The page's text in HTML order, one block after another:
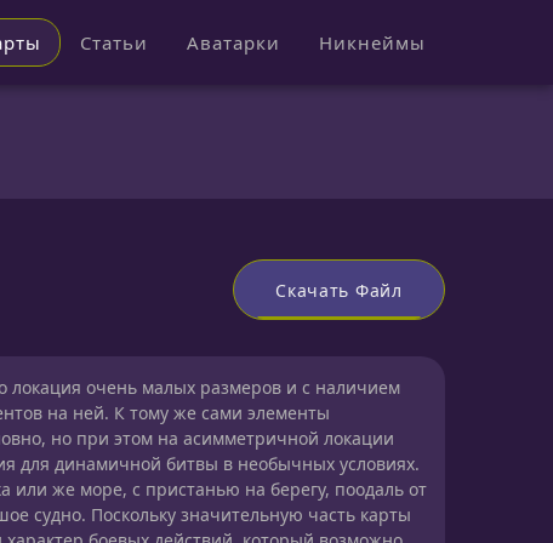
Статьи Аватарки Никнеймы
Скачать Файл
локация очень малых размеров и с наличием
на ней. К тому же сами элементы
но при этом на асимметричной локации
для динамичной битвы в необычных условиях.
или же море, с пристанью на берегу, поодаль от
судно. Поскольку значительную часть карты